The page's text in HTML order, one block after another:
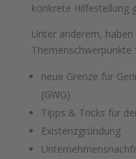
konkrete Hilfestellung
Unter anderem,
neue Grenze für
(GWG)
Tipps & Tricks für
Existenzgründung